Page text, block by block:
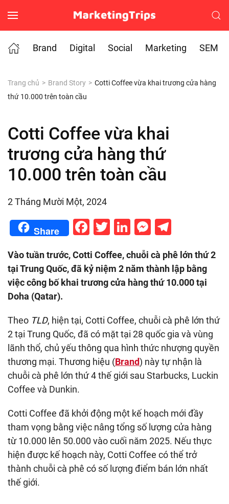
Skip to main content
Brand
Digital Social Marketing SEM
Trang chủ Brand Story
Cotti Coffee vừa khai trương cửa hàng
thứ 10.000 trên toàn cầu
Cotti Coffee vừa khai
trương cửa hàng thứ
10.000 trên toàn cầu
2 Tháng Mười Một, 2024
Share Facebook
Twitter
LinkedIn
Vào tuần trước, Cotti Coffee, chuỗi cà phê lớn thứ 2
tại Trung Quốc, đã kỷ niệm 2 năm thành lập bằng
việc công bố khai trương cửa hàng thứ 10.000 tại
Doha (Qatar).
Theo TLD, hiện tại, Cotti Coffee, chuỗi cà phê lớn thứ
2 tại Trung Quốc, đã có mặt tại 28 quốc gia và vùng
lãnh thổ, chủ yếu thông qua hình thức nhượng quyền
thương mại. Thương hiệu (Brand) này tự nhận là
chuỗi cà phê lớn thứ 4 thế giới sau Starbucks, Luckin
Coffee và Dunkin.
Cotti Coffee đã khởi động một kế hoạch ​​mới đầy
tham vọng bằng việc nâng tổng số lượng cửa hàng
từ 10.000 lên 50.000 vào cuối năm 2025. Nếu thực
hiện được kế hoạch này, Cotti Coffee có thể trở
thành chuỗi cà phê có số lượng điểm bán lớn nhất
thế giới.